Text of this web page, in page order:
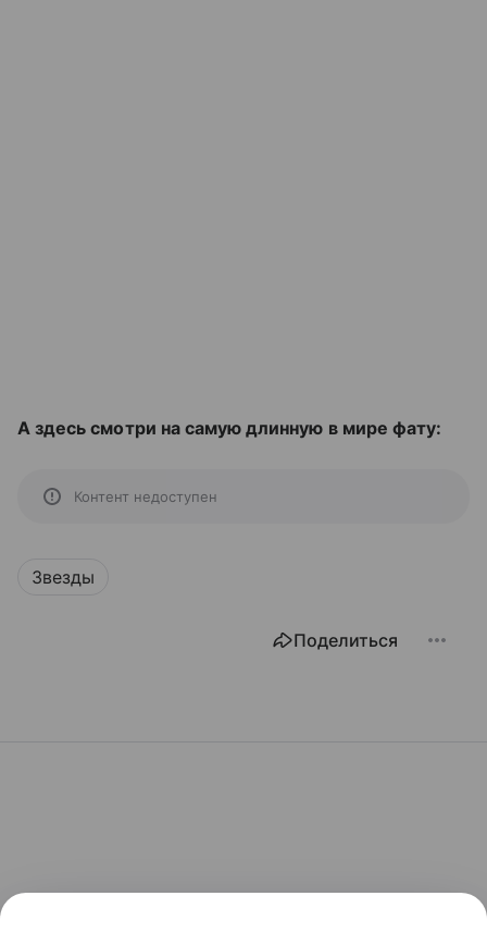
А здесь смотри на самую длинную в мире фату:
Контент недоступен
Звезды
Поделиться